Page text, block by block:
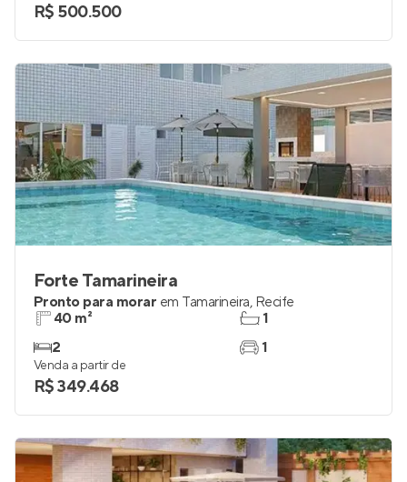
R$ 500.500
Forte Tamarineira
Pronto para morar em Tamarineira, Recife
40 m²
2
1
1
Venda a partir de
R$ 349.468